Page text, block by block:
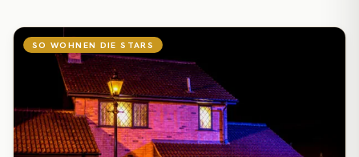
SO WOHNEN DIE STARS